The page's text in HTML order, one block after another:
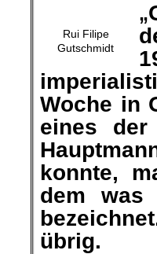
Rui Filipe
Gutschmidt
„
Woche in
eines der
konnte,
dem was
übrig.